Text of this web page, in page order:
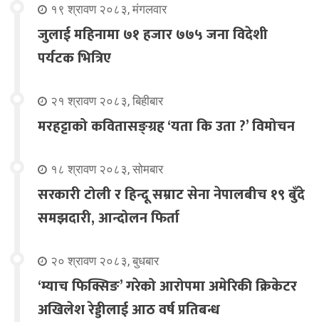
१९ श्रावण २०८३, मंगलवार
जुलाई महिनामा ७१ हजार ७७५ जना विदेशी
पर्यटक भित्रिए
२१ श्रावण २०८३, बिहीबार
मरहट्टाको कवितासङ्ग्रह ‘यता कि उता ?’ विमोचन
१८ श्रावण २०८३, सोमबार
सरकारी टोली र हिन्दू सम्राट सेना नेपालबीच १९ बुँदे
समझदारी, आन्दोलन फिर्ता
२० श्रावण २०८३, बुधबार
‘म्याच फिक्सिङ’ गरेको आरोपमा अमेरिकी क्रिकेटर
अखिलेश रेड्डीलाई आठ वर्ष प्रतिबन्ध